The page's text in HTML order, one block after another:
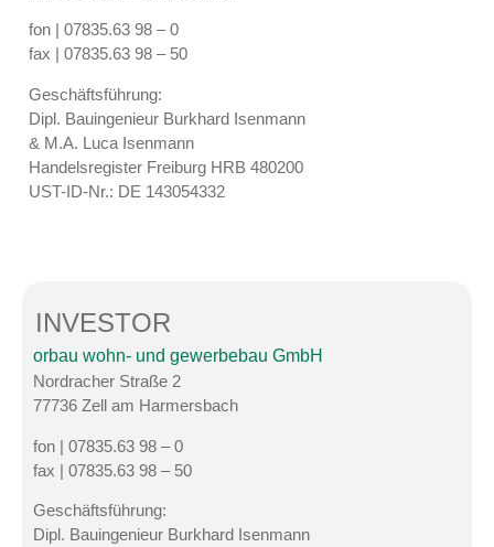
fon | 07835.63 98 – 0
fax | 07835.63 98 – 50
Geschäftsführung:
Dipl. Bauingenieur Burkhard Isenmann
& M.A. Luca Isenmann
Handelsregister Freiburg HRB 480200
UST-ID-Nr.: DE 143054332
INVESTOR
orbau wohn- und gewerbebau GmbH
Nordracher Straße 2
77736 Zell am Harmersbach
fon | 07835.63 98 – 0
fax | 07835.63 98 – 50
Geschäftsführung:
Dipl. Bauingenieur Burkhard Isenmann